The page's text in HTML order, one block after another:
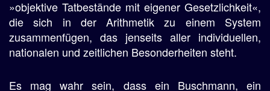
»objektive Tatbestände mit eigener Gesetzlichkeit«,
die sich in der Arithmetik zu einem System
zusammenfügen, das jenseits aller individuellen,
nationalen und zeitlichen Besonderheiten steht.
Es mag wahr sein, dass ein Buschmann, ein